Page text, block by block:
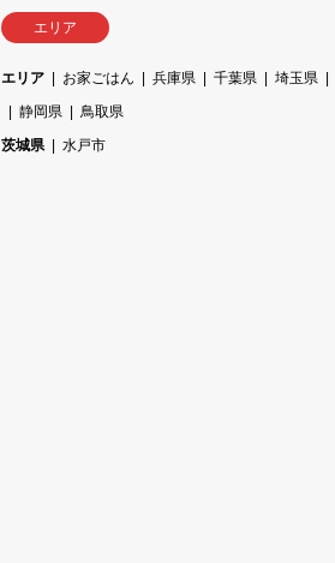
エリア
エリア お家ごはん 兵庫県 千葉県 埼玉県
静岡県
鳥取県
茨城県
水戸市